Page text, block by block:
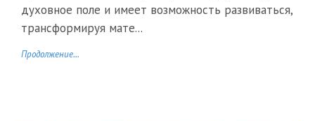
духовное поле и имеет возможность развиваться,
трансформируя мате...
Продолжение...